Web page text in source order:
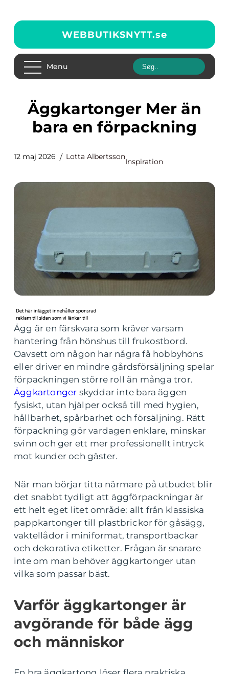
WEBBUTIKSNYTT.se
Menu
Äggkartonger Mer än
bara en förpackning
12 maj 2026 Lotta Albertsson
Inspiration
Ägg är en färskvara som kräver varsam
hantering från hönshus till frukostbord.
Oavsett om någon har några få hobbyhöns
eller driver en mindre gårdsförsäljning spelar
förpackningen större roll än många tror.
Äggkartonger skyddar inte bara äggen
fysiskt, utan hjälper också till med hygien,
hållbarhet, spårbarhet och försäljning. Rätt
förpackning gör vardagen enklare, minskar
svinn och ger ett mer professionellt intryck
mot kunder och gäster.
När man börjar titta närmare på utbudet blir
det snabbt tydligt att äggförpackningar är
ett helt eget litet område: allt från klassiska
pappkartonger till plastbrickor för gåsägg,
vaktellådor i miniformat, transportbackar
och dekorativa etiketter. Frågan är snarare
inte om man behöver äggkartonger utan
vilka som passar bäst.
Varför äggkartonger är
avgörande för både ägg
och människor